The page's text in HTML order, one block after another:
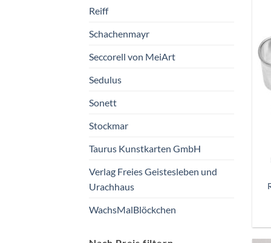
Reiff
Schachenmayr
Seccorell von MeiArt
Sedulus
Sonett
Stockmar
Taurus Kunstkarten GmbH
Verlag Freies Geistesleben und
Urachhaus
WachsMalBlöckchen